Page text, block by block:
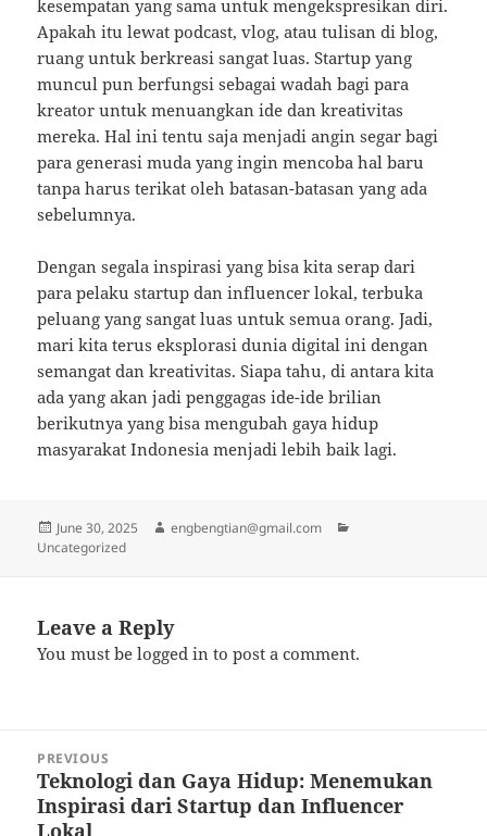
kesempatan yang sama untuk mengekspresikan diri.
Apakah itu lewat podcast, vlog, atau tulisan di blog,
ruang untuk berkreasi sangat luas. Startup yang
muncul pun berfungsi sebagai wadah bagi para
kreator untuk menuangkan ide dan kreativitas
mereka. Hal ini tentu saja menjadi angin segar bagi
para generasi muda yang ingin mencoba hal baru
tanpa harus terikat oleh batasan-batasan yang ada
sebelumnya.
Dengan segala inspirasi yang bisa kita serap dari
para pelaku startup dan influencer lokal, terbuka
peluang yang sangat luas untuk semua orang. Jadi,
mari kita terus eksplorasi dunia digital ini dengan
semangat dan kreativitas. Siapa tahu, di antara kita
ada yang akan jadi penggagas ide-ide brilian
berikutnya yang bisa mengubah gaya hidup
masyarakat Indonesia menjadi lebih baik lagi.
Posted
on
June 30, 2025 Author
engbengtian@gmail.com
Uncategorized
Leave a Reply
You must belogged in to post a comment.
navigation
PREVIOUS
Previous
post:
Teknologi dan Gaya Hidup: Menemukan
Inspirasi dari Startup dan Influencer